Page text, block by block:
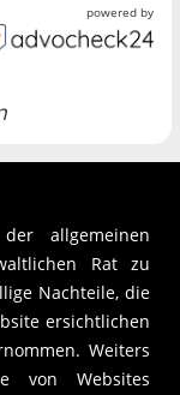
powered by
allgemeinen
Rat zu
Nachteile, die
ersichtlichen
Weiters
von Websites